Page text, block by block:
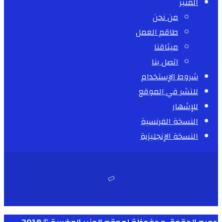
من نحن
طاقم العمل
ميثاقنا
اتصل بنا
شروط الإستخدام
للنشر في الموقع
للإشهار
النسخة الفرنسية
النسخة الإنجليزية